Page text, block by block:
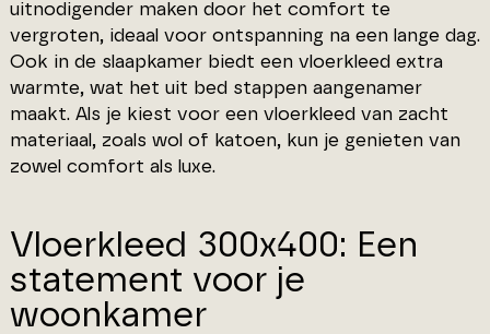
uitnodigender maken door het comfort te
vergroten, ideaal voor ontspanning na een lange dag.
Ook in de slaapkamer biedt een vloerkleed extra
warmte, wat het uit bed stappen aangenamer
maakt. Als je kiest voor een vloerkleed van zacht
materiaal, zoals wol of katoen, kun je genieten van
zowel comfort als luxe.
Vloerkleed 300x400: Een
statement voor je
woonkamer